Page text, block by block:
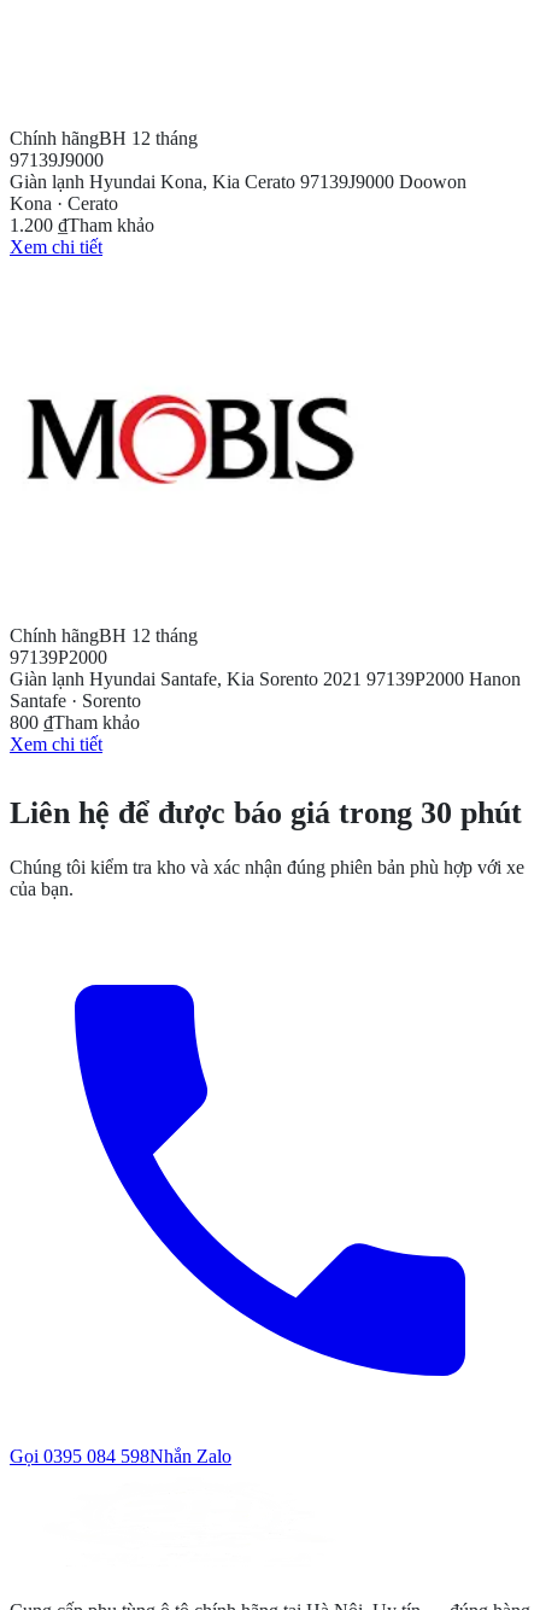
Chính hãngBH 12 tháng
97139J9000
Giàn lạnh Hyundai Kona, Kia Cerato 97139J9000 Doowon
Kona · Cerato
1.200 ₫Tham khảo
Xem chi tiết
Chính hãngBH 12 tháng
97139P2000
Giàn lạnh Hyundai Santafe, Kia Sorento 2021 97139P2000 Hanon
Santafe · Sorento
800 ₫Tham khảo
Xem chi tiết
Liên hệ để được báo giá trong 30 phút
Chúng tôi kiểm tra kho và xác nhận đúng phiên bản phù hợp với xe
của bạn.
Gọi 0395 084 598Nhắn Zalo